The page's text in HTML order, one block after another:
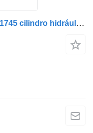
Cilindru de Rabatare Cabină 1401745 cilindro hidráulico para DAF 11 camión